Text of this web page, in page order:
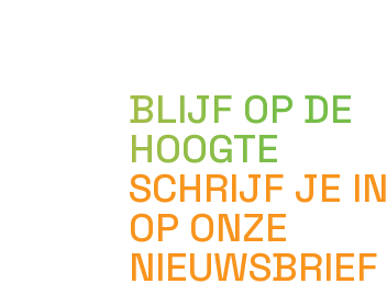
BLIJF OP DE
HOOGTE
SCHRIJF JE IN
OP ONZE
NIEUWSBRIEF